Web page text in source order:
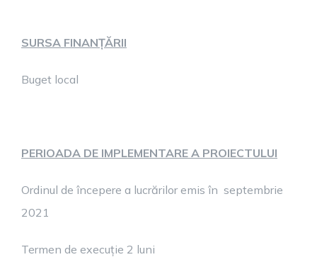
SURSA FINANȚĂRII
Buget local
PERIOADA DE IMPLEMENTARE A PROIECTULUI
Ordinul de începere a lucrărilor emis în septembrie
2021
Termen de execuție 2 luni